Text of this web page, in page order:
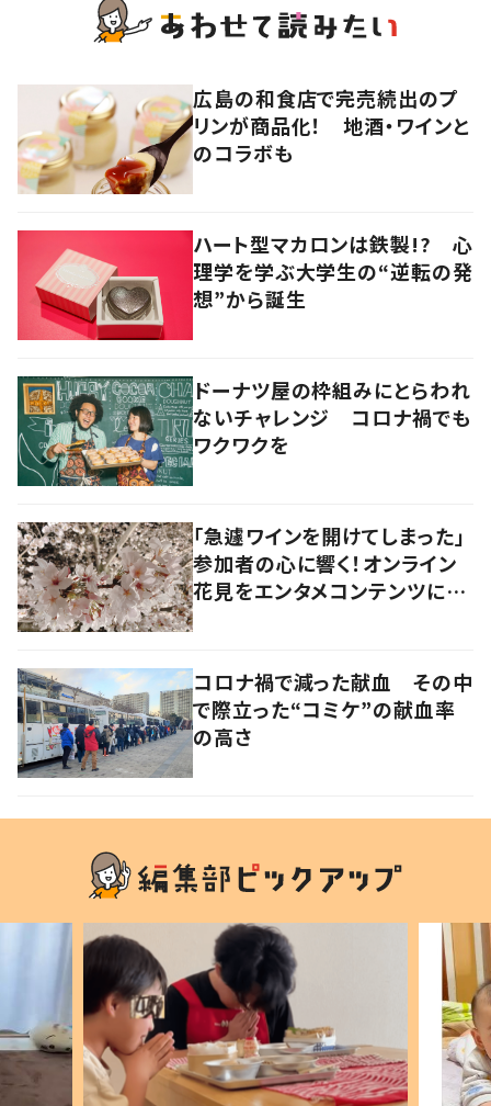
広島の和食店で完売続出のプ
リンが商品化！ 地酒・ワインと
のコラボも
ハート型マカロンは鉄製!? 心
理学を学ぶ大学生の“逆転の発
想”から誕生
ドーナツ屋の枠組みにとらわれ
ないチャレンジ コロナ禍でも
ワクワクを
「急遽ワインを開けてしまった」
参加者の心に響く！オンライン
花見をエンタメコンテンツに仕
コロナ禍で減った献血 その中
で際立った“コミケ”の献血率
の高さ